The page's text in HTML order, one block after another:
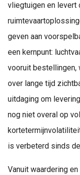
vliegtuigen en levert
geven aan
een kernpunt:
vooruit bestellingen,
over lange tijd
uitdaging om
nog niet overal op
is verbeterd sinds
Vanuit waardering